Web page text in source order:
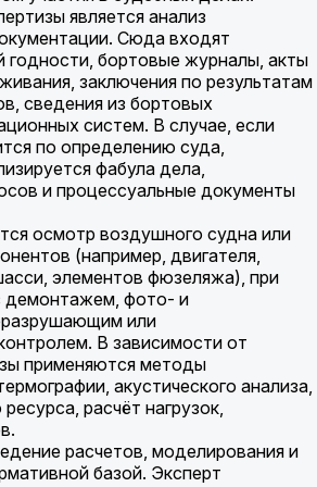
является анализ
Сюда входят
годности, бортовые журналы, акты
заключения по результатам
сведения из бортовых
систем. В случае, если
по определению суда,
фабула дела,
и процессуальные документы
осмотр воздушного судна или
(например, двигателя,
элементов фюзеляжа), при
фото- и
или
В зависимости от
применяются методы
акустического анализа,
расчёт нагрузок,
расчетов, моделирования и
базой. Эксперт